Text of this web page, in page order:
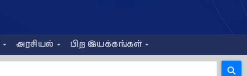
அரசியல் பிற இயக்கங்கள்